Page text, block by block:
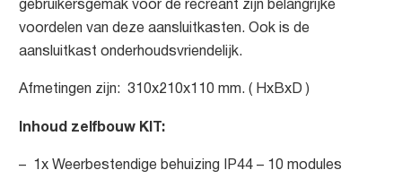
gebruikersgemak voor de recreant zijn belangrijke
voordelen van deze aansluitkasten. Ook is de
aansluitkast onderhoudsvriendelijk.
Afmetingen zijn: 310x210x110 mm. ( HxBxD )
Inhoud zelfbouw KIT:
– 1x Weerbestendige behuizing IP44 – 10 modules